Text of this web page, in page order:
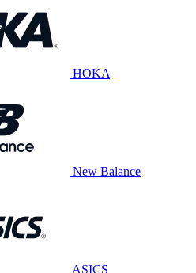
HOKA
New Balance
ASICS